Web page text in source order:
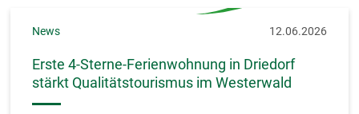
News 12.06.2026
Erste 4-Sterne-Ferienwohnung in Driedorf
stärkt Qualitätstourismus im Westerwald